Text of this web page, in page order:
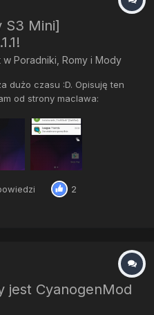
S3 Mini]
w Poradniki, Romy i Mody
dużo czasu :D. Opisuję ten
od strony maclawa:
na AOSP,CM 12.1,Slim,Omni co
użytk...
2
jest CyanogenMod